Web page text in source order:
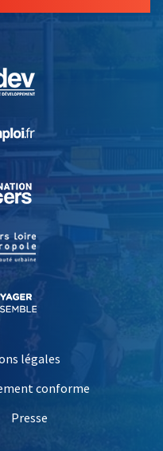
, Ouvre une nouvelle
, Ouvre une nouvelle
légales
conforme
Presse